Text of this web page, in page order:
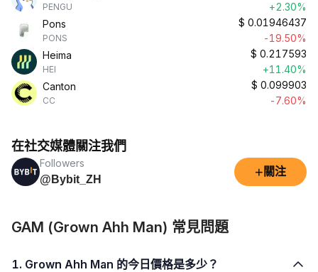
PENGU
+2.30%
Pons
PONS
$ 0.01946437
-19.50%
Heima
HEI
$ 0.217593
+11.40%
Canton
CC
$ 0.099903
-7.60%
在社交媒體關注我們
Followers
@Bybit_ZH
+ 關注
GAM (Grown Ahh Man) 常見問題
1. Grown Ahh Man 的今日價格是多少？